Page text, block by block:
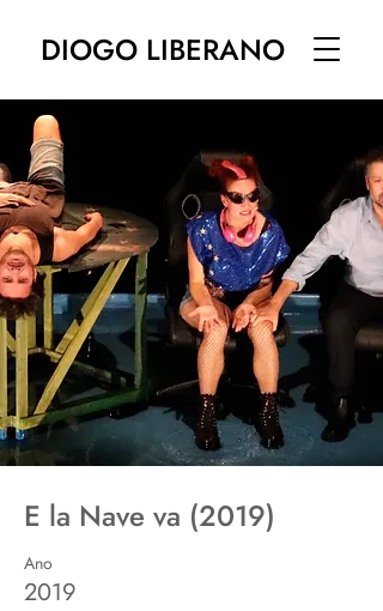
DIOGO LIBERANO
E la Nave va (2019)
Ano
2019